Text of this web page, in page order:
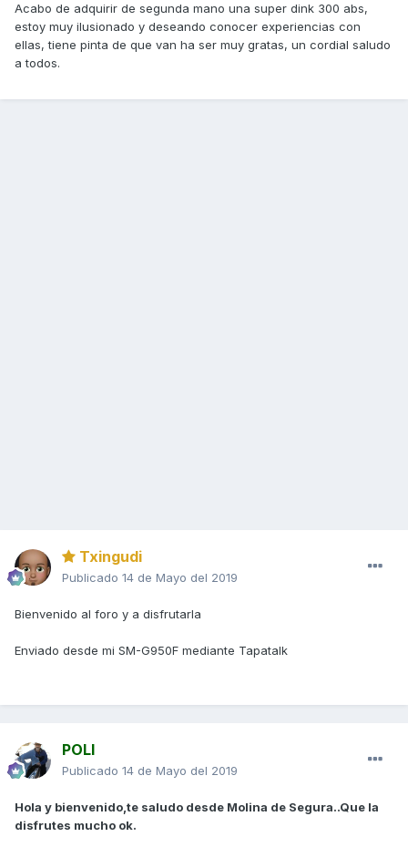
Acabo de adquirir de segunda mano una super dink 300 abs,
estoy muy ilusionado y deseando conocer experiencias con
ellas, tiene pinta de que van ha ser muy gratas, un cordial saludo
a todos.
Txingudi
Publicado 14 de Mayo del 2019
Bienvenido al foro y a disfrutarla
Enviado desde mi SM-G950F mediante Tapatalk
POLI
Publicado 14 de Mayo del 2019
Hola y bienvenido,te saludo desde Molina de Segura..Que la
disfrutes mucho ok.